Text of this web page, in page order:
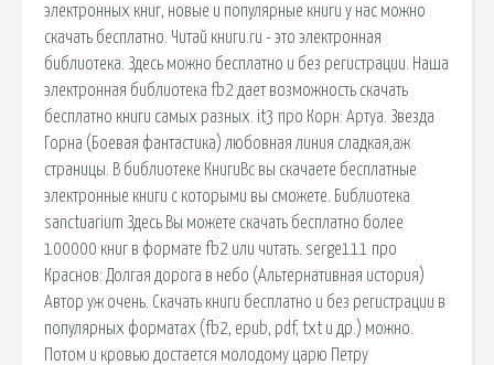
электронных книг, новые и популярные книги у нас можно
скачать бесплатно. Читай книги.ru - это электронная
библиотека. Здесь можно бесплатно и без регистрации. Наша
электронная библиотека fb2 дает возможность скачать
бесплатно книги самых разных. it3 про Корн: Артуа. Звезда
Горна (Боевая фантастика) любовная линия сладкая,аж
страницы. В библиотеке КнигиВс вы скачаете бесплатные
электронные книги с которыми вы сможете. Библиотека
sanctuarium Здесь Вы можете скачать бесплатно более
100000 книг в формате fb2 или читать. serge111 про
Краснов: Долгая дорога в небо (Альтернативная история)
Автор уж очень. Скачать книги бесплатно и без регистрации в
популярных форматах (fb2, epub, pdf, txt и др.) можно.
Потом и кровью достается молодому царю Петру